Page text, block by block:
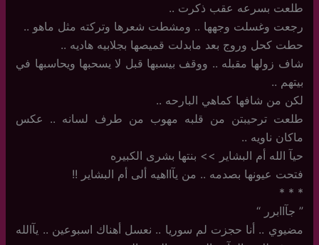
طلعت بسرعه عقب ذكرت ..
رجعت وغسلت وجهها .. ومشطت شعرها وتركته مثل ماهو ..
حطت كحل وروج بعد مابدلت قميصها بجلابيه هاديه ..
شاف زولها مقبله .. ووقف بيسبها قبل لا يسحبها ويحاسبها في
بيتهم ..
لكن من شافها كماهي البارحه ..
طلعت ترحيبتن من قلبه مهوب من طرف لسانه .. عكس
ماكان ناويه ..
حيآ الله أم البشاير >> بنتها بشرى الكبيره
فتحت عيونها بصدمه .. من يآااهيه ألى أم البشاير !!
‏*‏ * *
‏”‏ جآاابرر “
مضيوي .. أنا حجزت لم سوريا .. نعسل أهناك اسبوعين .. يآالله